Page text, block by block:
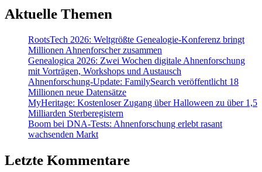
Aktuelle Themen
RootsTech 2026: Weltgrößte Genealogie-Konferenz bringt
Millionen Ahnenforscher zusammen
Genealogica 2026: Zwei Wochen digitale Ahnenforschung
mit Vorträgen, Workshops und Austausch
Ahnenforschung-Update: FamilySearch veröffentlicht 18
Millionen neue Datensätze
MyHeritage: Kostenloser Zugang über Halloween zu über 1,5
Milliarden Sterberegistern
Boom bei DNA-Tests: Ahnenforschung erlebt rasant
wachsenden Markt
Letzte Kommentare